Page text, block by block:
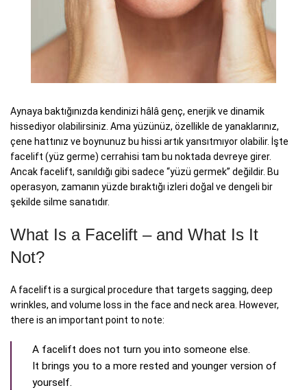
Aynaya baktığınızda kendinizi hâlâ genç, enerjik ve dinamik
hissediyor olabilirsiniz. Ama yüzünüz, özellikle de yanaklarınız,
çene hattınız ve boynunuz bu hissi artık yansıtmıyor olabilir. İşte
facelift (yüz germe) cerrahisi tam bu noktada devreye girer.
Ancak facelift, sanıldığı gibi sadece “yüzü germek” değildir. Bu
operasyon, zamanın yüzde bıraktığı izleri doğal ve dengeli bir
şekilde silme sanatıdır.
What Is a Facelift – and What Is It
Not?
A facelift is a surgical procedure that targets sagging, deep
wrinkles, and volume loss in the face and neck area. However,
there is an important point to note:
A facelift does not turn you into someone else.
It brings you to a more rested and younger version of
yourself.